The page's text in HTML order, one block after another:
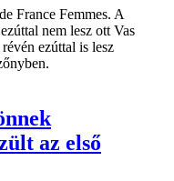
France Femmes. A
nem lesz ott Vas
ezúttal is lesz
az első